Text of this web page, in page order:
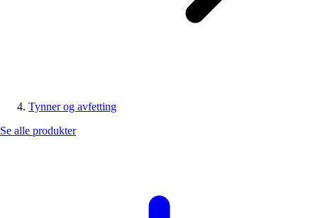
Tynner og avfetting
Se alle produkter